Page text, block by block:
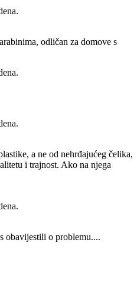
odličan za domove s
a ne od nehrđajućeg čelika,
i trajnost. Ako na njega
obavijestili o problemu....